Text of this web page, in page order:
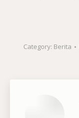
Category: Berita